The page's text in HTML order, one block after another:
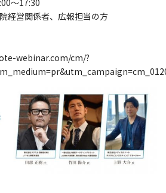
経営関係者、広報担当の方
webinar.com/cm/?